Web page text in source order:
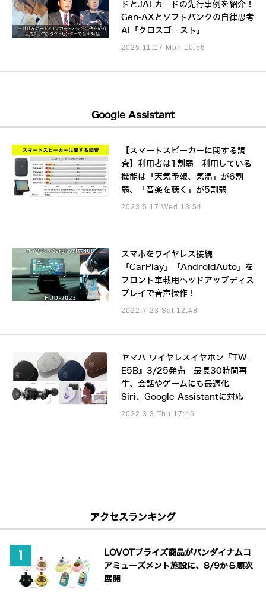
ドとJALカードの先行事例を紹介！
Gen-AXとソフトバンクの自律思考
AI「クロスゴースト」
2025.11.17 Mon 10:56
Google Assistant
【スマートスピーカーに関する調
査】利用者は1割弱 利用している
機能は「天気予報、気温」が6割
弱、「音楽を聴く」が5割弱
2023.5.17 Wed 13:54
スマホをワイヤレス接続
「CarPlay」「AndroidAuto」を
フロント車載用ヘッドアップディス
プレイで音声操作！
2022.7.23 Sat 12:48
ヤマハ ワイヤレスイヤホン『TW-
E5B』3/25発売 最長30時間再
生、会話やゲームにも最適化
Siri、Google Assistantに対応
2022.3.3 Thu 17:46
アクセスランキング
LOVOTプライズ商品がバンダイナムコ
アミューズメント施設に、8/9から順次
展開